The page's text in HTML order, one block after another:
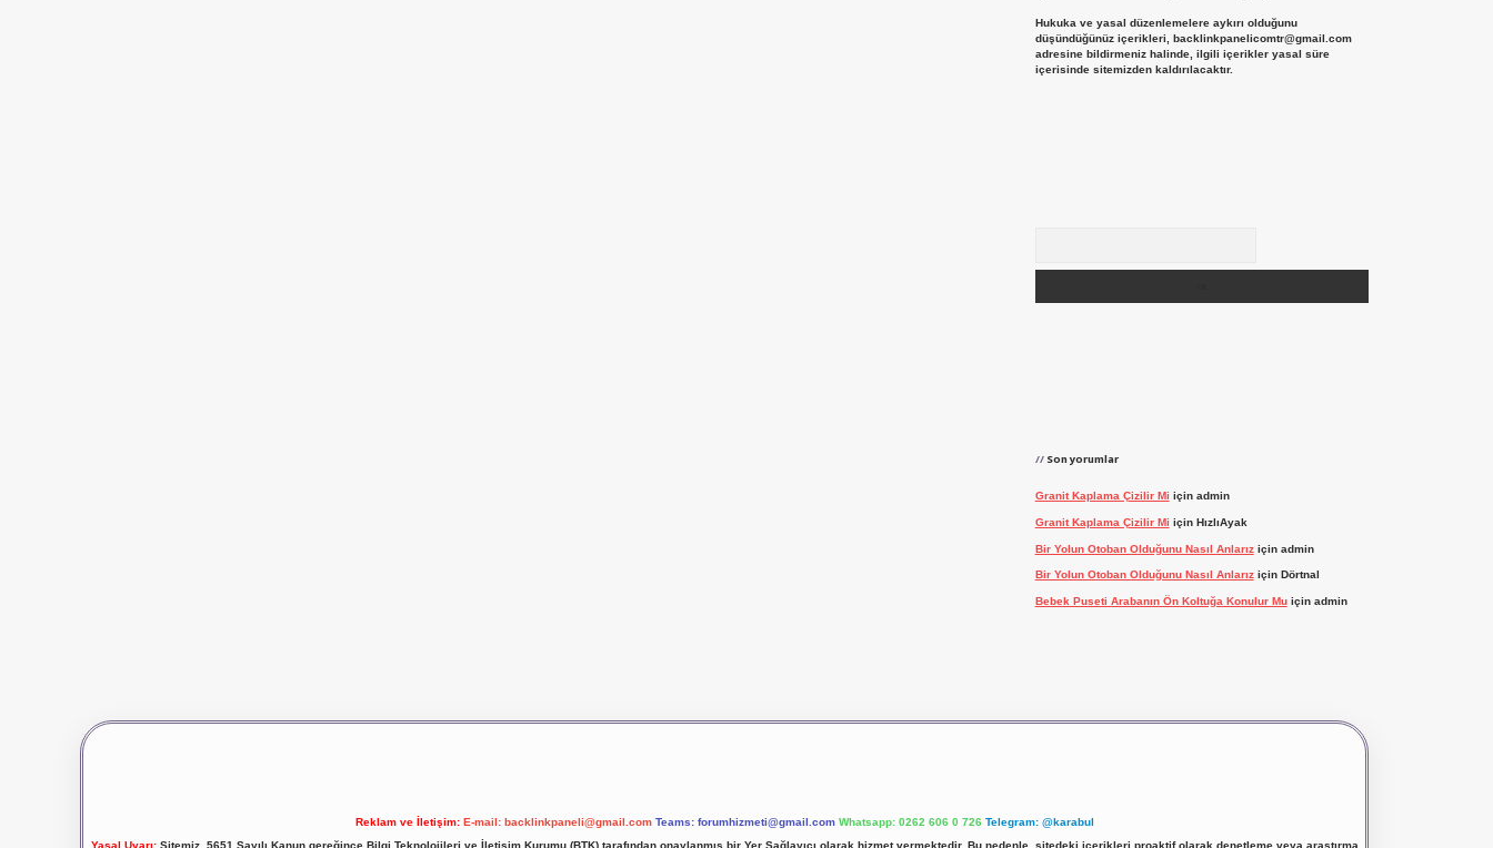
Hukuka ve yasal düzenlemelere aykırı olduğunu
düşündüğünüz içerikleri, backlinkpanelicomtr@gmail.com
adresine bildirmeniz halinde, ilgili içerikler yasal süre
içerisinde sitemizden kaldırılacaktır.
Son yorumlar
Granit Kaplama Çizilir Mi için admin
Granit Kaplama Çizilir Mi için HızlıAyak
Bir Yolun Otoban Olduğunu Nasıl Anlarıziçin admin
Bir Yolun Otoban Olduğunu Nasıl Anlarıziçin Dörtnal
Bebek Puseti Arabanın Ön Koltuğa Konulur Muiçin admin
Reklam ve İletişim: E-mail: backlinkpaneli@gmail.com Teams: forumhizmeti@gmail.com Whatsapp: 0262 606 0 726 Telegram: @karabul
Yasal Uyarı:Sitemiz, 5651 Sayılı Kanun gereğince Bilgi Teknolojileri ve İletişim Kurumu (BTK) tarafından onaylanmış bir Yer Sağlayıcı olarak hizmet vermektedir. Bu nedenle, sitedeki içerikleri proaktif olarak denetleme veya araştırma